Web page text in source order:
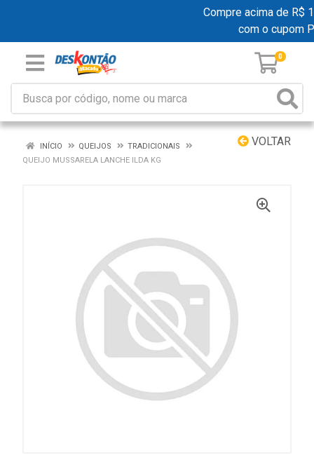
Compre acima de R$
com o cupom
0
VOLTAR
INÍCIO QUEIJOS
TRADICIONAIS
QUEIJO MUSSARELA LANCHE ILDA KG